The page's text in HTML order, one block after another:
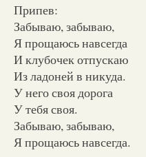
Припев:
Забываю, забываю,
Я прощаюсь навсегда
И клубочек отпускаю
Из ладоней в никуда.
У него своя дорога
У тебя своя.
Забываю, забываю,
Я прощаюсь навсегда.